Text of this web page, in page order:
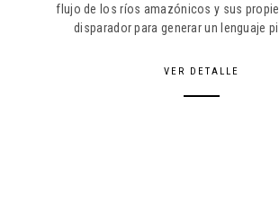
flujo de los ríos amazónicos y sus
disparador para generar un lenguaje
VER DETALLE